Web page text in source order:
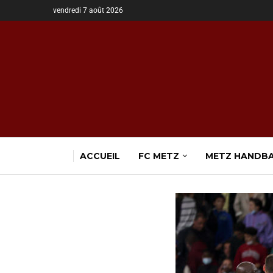
vendredi 7 août 2026
ACCUEIL FC METZ METZ